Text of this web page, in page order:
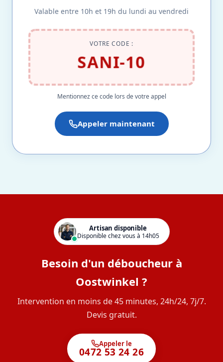
Valable entre 10h et 19h du lundi au vendredi
VOTRE CODE :
SANI-10
Mentionnez ce code lors de votre appel
Appeler maintenant
Artisan disponible
Disponible chez vous à 14h05
Besoin d'un déboucheur à
Oostwinkel ?
Intervention en moins de 45 minutes, 24h/24, 7j/7.
Devis gratuit.
Appeler le
0472 53 24 26